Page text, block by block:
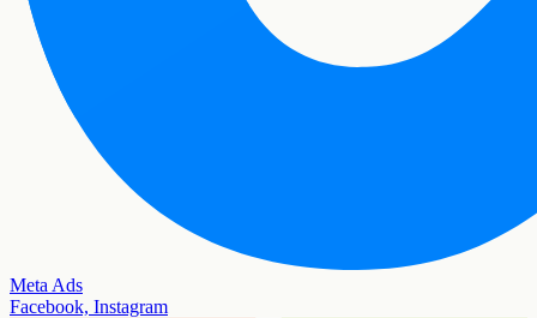
Meta Ads
Facebook, Instagram